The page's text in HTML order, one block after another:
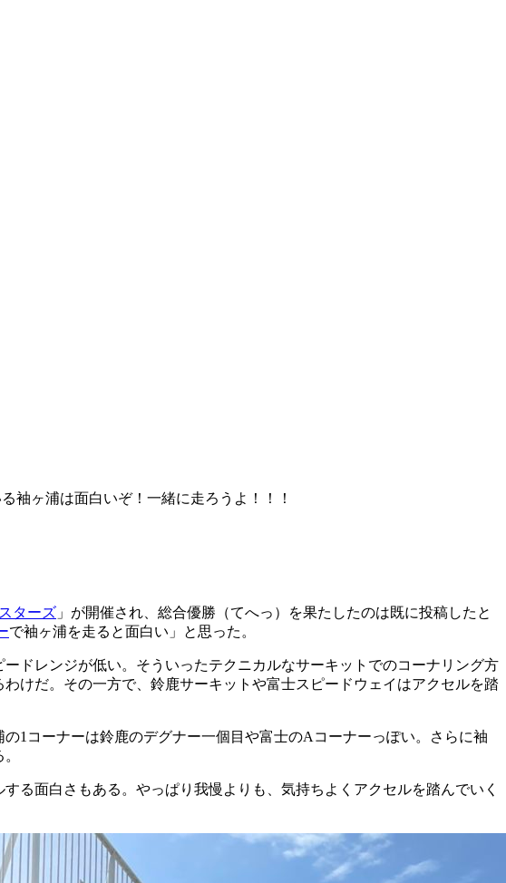
袖ヶ浦は面白いぞ！一緒に走ろうよ！！！
ターズ 」が開催され、総合優勝（てへっ）を果たしたのは既に投稿したと
で袖ヶ浦を走ると面白い」と思った。
ドレンジが低い。そういったテクニカルなサーキットでのコーナリング方
けだ。その一方で、鈴鹿サーキットや富士スピードウェイはアクセルを踏
1コーナーは鈴鹿のデグナー一個目や富士のAコーナーっぽい。さらに袖
る面白さもある。やっぱり我慢よりも、気持ちよくアクセルを踏んでいく